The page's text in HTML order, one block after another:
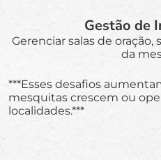
Gestão de
Gerenciar salas de oração,
da
***Esses desafios
mesquitas crescem ou
localidades.***